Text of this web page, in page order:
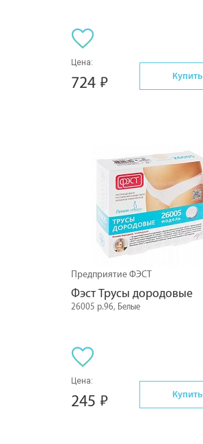
Цена:
724 Купить
Предприятие ФЭСТ
Фэст Трусы дородовые
26005 р.96, Белые
Цена:
245 Купить